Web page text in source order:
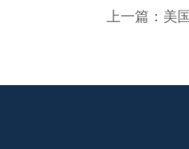
上一篇： 美国